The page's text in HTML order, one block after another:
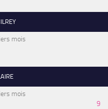
mois
mois
9